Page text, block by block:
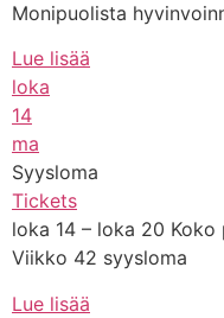
Monipuolista
Lue lisää
loka
14
ma
Syysloma
Tickets
loka 14 – loka 20 Koko
Viikko 42 syysloma
Lue lisää